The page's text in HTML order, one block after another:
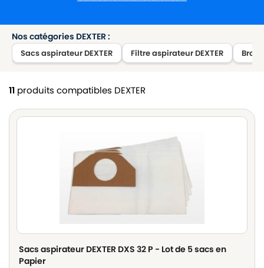
Nos catégories DEXTER :
Sacs aspirateur DEXTER Filtre aspirateur DEXTER
11 produits compatibles DEXTER
Sacs aspirateur DEXTER DXS 32 P - Lot de 5 sacs en
Papier